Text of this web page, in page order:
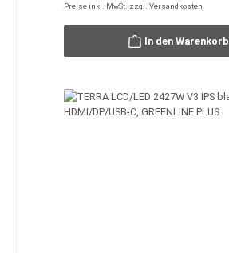
Preise inkl. MwSt. zzgl. Versandkosten
In den Warenkorb